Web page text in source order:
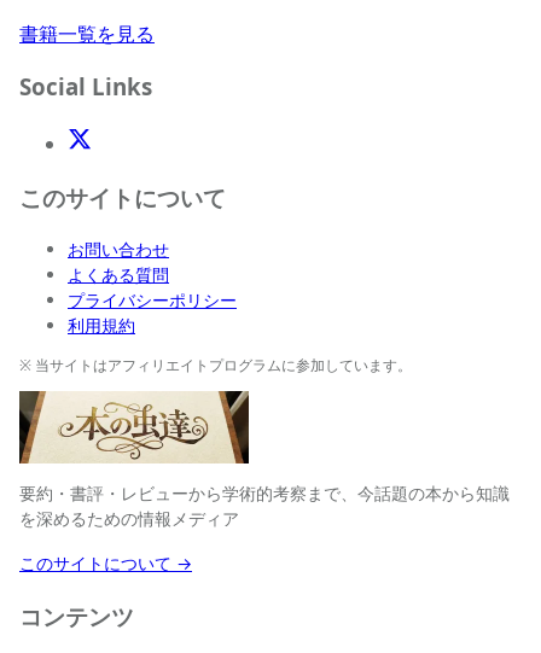
書籍一覧を見る
Social Links
X(Twitter)
このサイトについて
お問い合わせ
よくある質問
プライバシーポリシー
利用規約
※ 当サイトはアフィリエイトプログラムに参加しています。
要約・書評・レビューから学術的考察まで、今話題の本から知識
を深めるための情報メディア
このサイトについて →
コンテンツ